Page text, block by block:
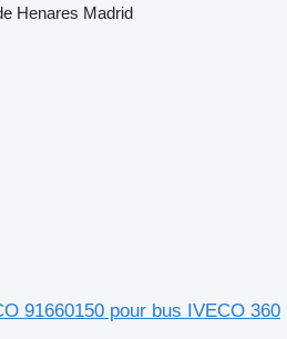
Henares Madrid
91660150 pour bus IVECO 360